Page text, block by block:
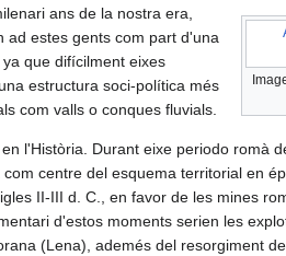
ans de la nostra era,
ad estes gents com part d'una
que difícilment eixes
estructura soci-política més
com valls o conques fluvials.
l'Història. Durant eixe periodo romà
centre del esquema territorial en
II-III d. C., en favor de les mines
d'estos moments serien les
(Lena), ademés del resorgiment